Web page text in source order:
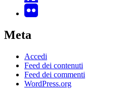
Meta
Accedi
Feed dei contenuti
Feed dei commenti
WordPress.org